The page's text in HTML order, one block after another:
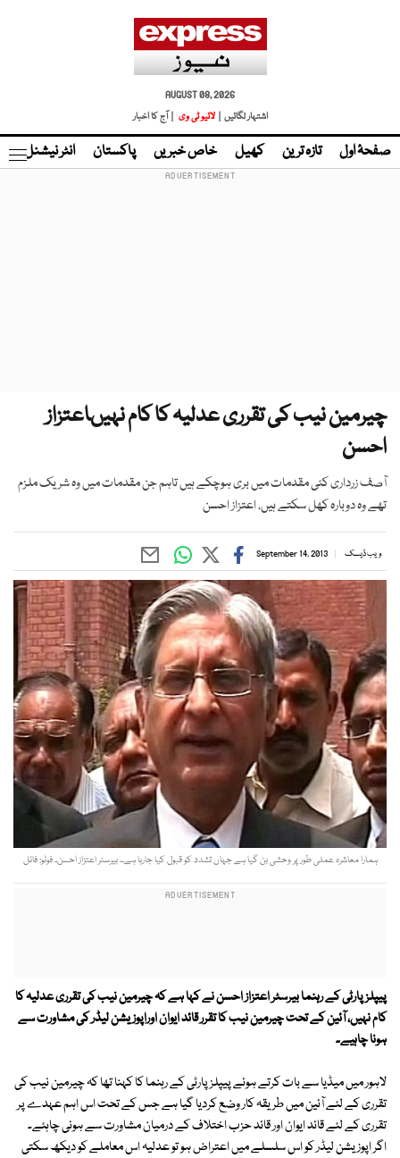
AUGUST 08, 2026
اشتہار لگائیں |
لائیو ٹی وی | آج کا اخبار
صفحۂ اول تازہ ترین کھیل خاص خبریں پاکستان انٹر نیشنل
چیرمین نیب کی تقرری عدلیہ کا کام نہیںاعتزاز
احسن
آصف زرداری کئی مقدمات میں بری ہوچکے ہیں تاہم جن مقدمات میں وہ شریک ملزم
تھے وہ دوبارہ کھل سکتے ہیں، اعتزاز احسن
ویب ڈیسک September 14, 2013
ہمارا معاشرہ عملی طور پر وحشی بن گیا ہے جہاں تشدد کو قبول کیا جارہا ہے۔، بیرسٹر اعتزاز احسن۔ فوٹو: فائل
پیپلزپارٹی کے رہنما بیرسٹر اعتزاز احسن نے کہا ہے کہ چیرمین نیب کی تقرری عدلیہ کا
کام نہیں، آئین کے تحت چیرمین نیب کا تقرر قائد ایوان اوراپوزیشن لیڈر کی مشاورت سے
ہونا چاہیے۔
لاہور میں میڈیا سے بات کرتے ہوئے پیپلز پارٹی کے رہنما کا کہنا تھا کہ چیرمین نیب کی
تقرری کے لئے آئین میں طریقہ کار وضع کردیا گیا ہے جس کے تحت اس اہم عہدے پر
تقرری کے لئے قائد ایوان اور قائد حزب اختلاف کے درمیان مشاورت سے ہونی چاہئے۔
اگر اپوزیشن لیڈر کو اس سلسلے میں اعتراض ہو تو عدلیہ اس معاملے کو دیکھ سکتی